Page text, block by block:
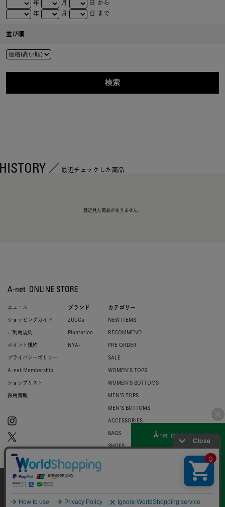
年 月
日 から
年
月 日 まで
並び順
最近チェックした商品
最近見た商品がありません。
ニュース
ショッピングガイド
ご利用規約
ポイント規約
プライバシーポリシー
A-net Membership
ショップリスト
採用情報
ブランド
ZUCCa
Plantation
NYA-
カテゴリー
NEW ITEMS
RECOMMEND
PRE ORDER
SALE
WOMEN'S TOPS
WOMEN'S BOTTOMS
MEN'S TOPS
MEN'S BOTTOMS
ACCESSORIES
BAGS
SHOES
当サイトではお客様のウェブサイト体験を
より向上させる為にCookieを使用しており
認ください。